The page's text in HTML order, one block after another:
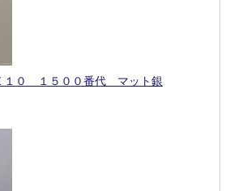
０ １５００番代 マット銀